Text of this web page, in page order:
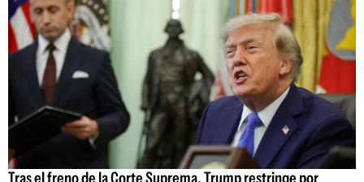
Tras el freno de la Corte Suprema, Trump restringe por